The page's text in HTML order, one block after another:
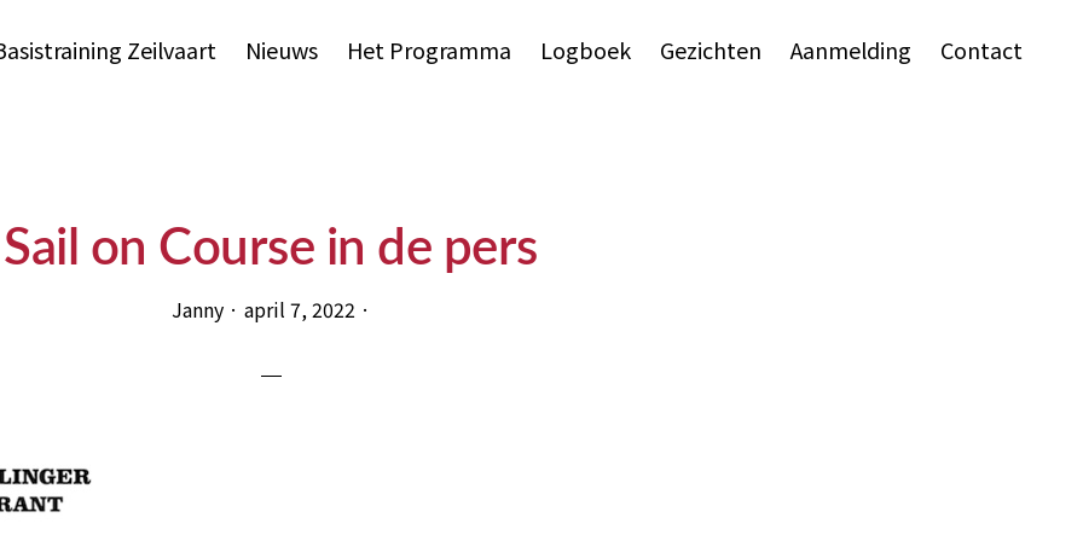
Zeilvaart Nieuws Het Programma Logboek Gezichten Aanmelding Contact
Sail on Course in de pers
Janny· april 7, 2022 ·